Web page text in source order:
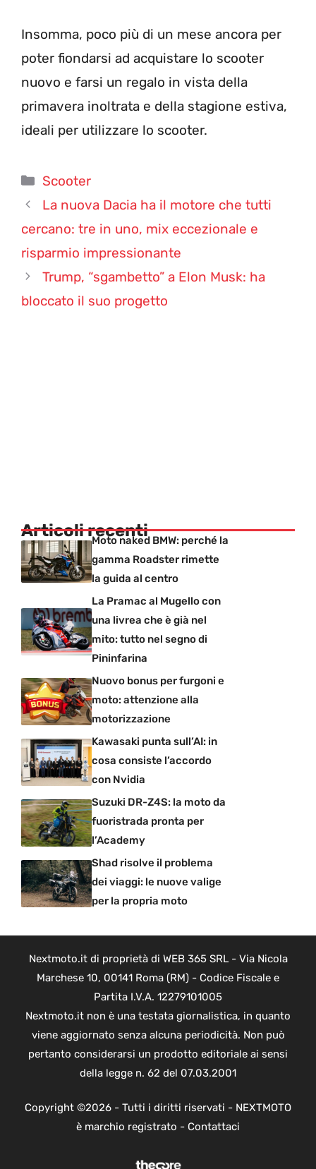
Insomma, poco più di un mese ancora per
poter fiondarsi ad acquistare lo scooter
nuovo e farsi un regalo in vista della
primavera inoltrata e della stagione estiva,
ideali per utilizzare lo scooter.
Categorie
Scooter
La nuova Dacia ha il motore che tutti
cercano: tre in uno, mix eccezionale e
risparmio impressionante
Trump, “sgambetto” a Elon Musk: ha
bloccato il suo progetto
Articoli recentiMoto naked BMW: perché la
gamma Roadster rimette
la guida al centro
La Pramac al Mugello con
una livrea che è già nel
mito: tutto nel segno di
Pininfarina
Nuovo bonus per furgoni e
moto: attenzione alla
motorizzazione
Kawasaki punta sull’AI: in
cosa consiste l’accordo
con Nvidia
Suzuki DR-Z4S: la moto da
fuoristrada pronta per
l’Academy
Shad risolve il problema
dei viaggi: le nuove valige
per la propria moto
Nextmoto.it di proprietà di WEB 365 SRL - Via Nicola
Marchese 10, 00141 Roma (RM) - Codice Fiscale e
Partita I.V.A. 12279101005
Nextmoto.it non è una testata giornalistica, in quanto
viene aggiornato senza alcuna periodicità. Non può
pertanto considerarsi un prodotto editoriale ai sensi
della legge n. 62 del 07.03.2001
Copyright ©2026 - Tutti i diritti riservati - NEXTMOTO
è marchio registrato - Contattaci